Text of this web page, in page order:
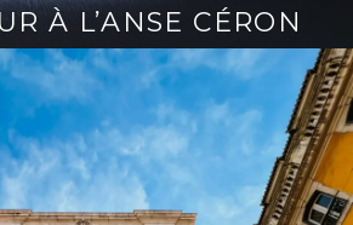
À L’ANSE CÉRON